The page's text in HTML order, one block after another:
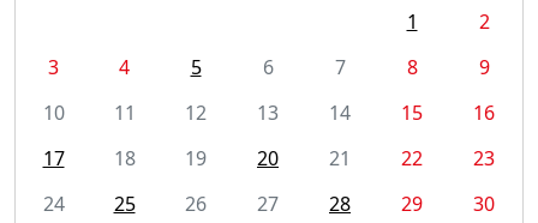
1
2
3
4 5 6 7 8
9
10
11 12 13 14 15
16
17
18 19 20 21 22
23
24
25 26 27 28 29 30